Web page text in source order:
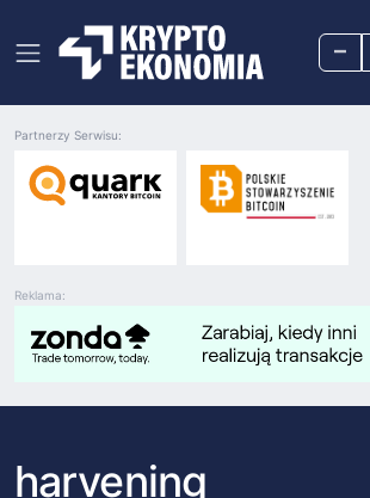
–
Reklama:
Partnerzy Serwisu:
harvening